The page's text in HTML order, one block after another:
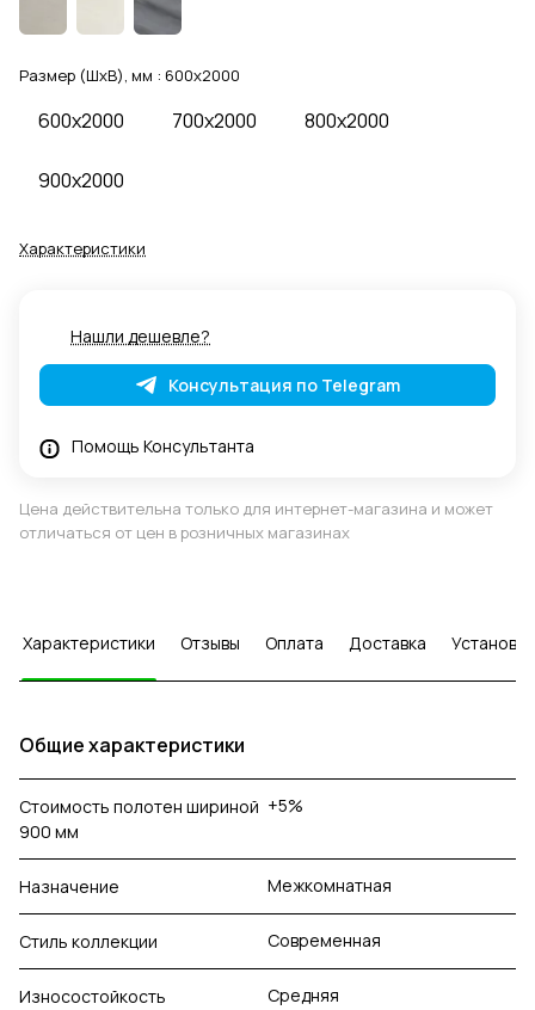
Размер (ШхВ), мм : 600x2000
600x2000 700x2000 800x2000
900x2000
Характеристики
Нашли дешевле?
Консультация по Telegram
Помощь Консультанта
Цена действительна только для интернет-магазина и может
отличаться от цен в розничных магазинах
Характеристики Отзывы Оплата Доставка Установка
Общие характеристики
Стоимость полотен шириной
900 мм
+5%
Назначение Межкомнатная
Стиль коллекции Современная
Износостойкость Средняя